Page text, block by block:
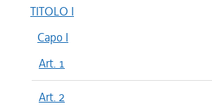
TITOLO I
Capo I
Art. 1
Art. 2